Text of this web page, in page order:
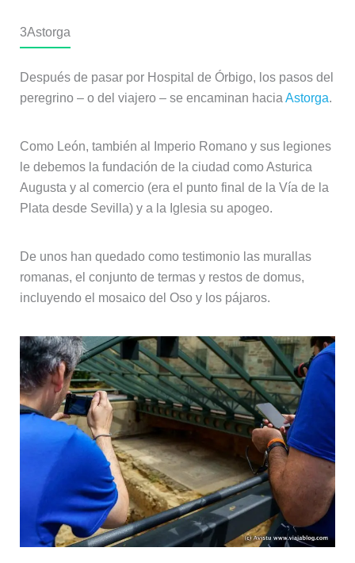
3Astorga
Después de pasar por Hospital de Órbigo, los pasos del
peregrino – o del viajero – se encaminan hacia Astorga.
Como León, también al Imperio Romano y sus legiones
le debemos la fundación de la ciudad como Asturica
Augusta y al comercio (era el punto final de la Vía de la
Plata desde Sevilla) y a la Iglesia su apogeo.
De unos han quedado como testimonio las murallas
romanas, el conjunto de termas y restos de domus,
incluyendo el mosaico del Oso y los pájaros.